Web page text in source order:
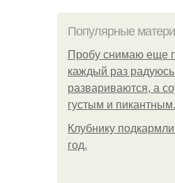
Популярные
Пробу снимаю еще
каждый раз
развариваются, а
густым и пикантным.
Клубнику
гoд.